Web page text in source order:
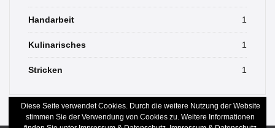
Handarbeit 1
Kulinarisches 1
Stricken 1
Diese Seite verwendet Cookies. Durch die weitere Nutzung der Website
stimmen Sie der Verwendung von Cookies zu. Weitere Informationen